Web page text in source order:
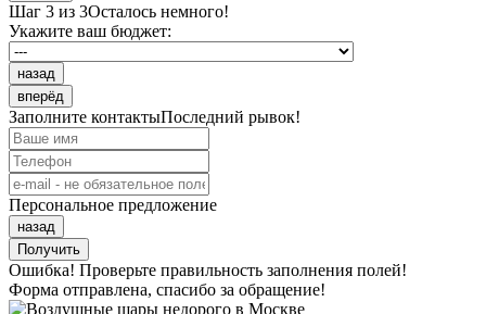
Шаг 3 из 3Осталось немного!
Укажите ваш бюджет:
назад
вперёд
Заполните контактыПоследний рывок!
Персональное предложение
назад
Получить
Ошибка! Проверьте правильность заполнения полей!
Форма отправлена, спасибо за обращение!